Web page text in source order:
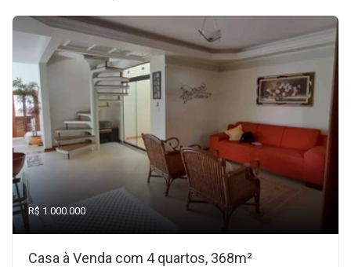
R$ 1.000.000
Casa à Venda com 4 quartos, 368m²